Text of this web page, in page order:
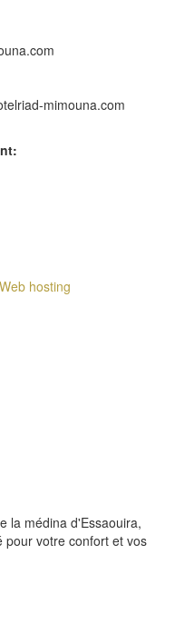
mimouna.com
Web hosting
la médina d'Essaouira,
pour votre confort et vos